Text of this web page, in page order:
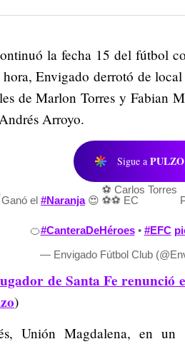
la fecha 15 del fútbol
Envigado derrotó de
de Marlon Torres y Fabian
Arroyo.
Sigue a PULZO
Ganó el #Naranja😍
⚽ Carlos Torres
⚽⚽ EC
🍊#CanteraDeHéroes• #EFC
— Envigado Fútbol Club
de Santa Fe renunció
)
Unión Magdalena, en